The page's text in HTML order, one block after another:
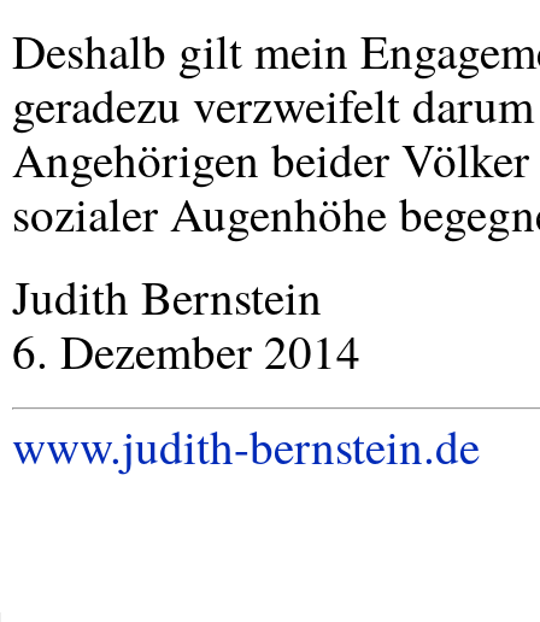
Deshalb gilt mein
geradezu verzweifelt
Angehörigen beider
sozialer Augenhöhe
Judith Bernstein
6. Dezember 2014
www.judith-bernstein.de